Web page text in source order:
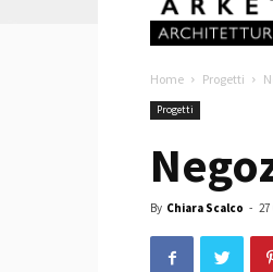
Home Progetti
Progetti
By Chiara Scalco - 27